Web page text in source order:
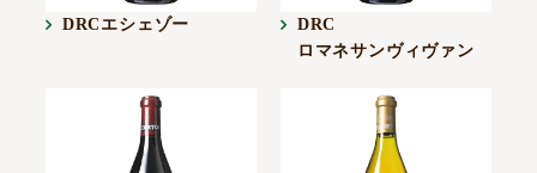
DRCエシェゾー
DRC
ロマネサンヴィヴァン